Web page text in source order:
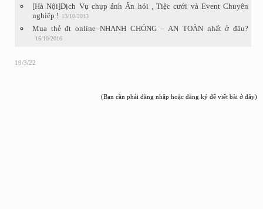
[Hà Nội]Dịch Vụ chụp ảnh Ăn hỏi , Tiệc cưới và Event Chuyên
nghiệp !
13/10/2013
Mua thẻ đt online NHANH CHÓNG – AN TOÀN nhất ở đâu?
16/10/2016
19/3/22
(Bạn cần phải đăng nhập hoặc đăng ký để viết bài ở đây)